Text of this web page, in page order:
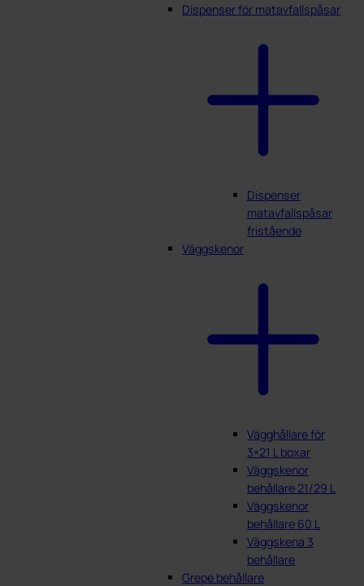
Dispenser för matavfallspåsar
Dispenser
matavfallspåsar
fristående
Väggskenor
Vägghållare för
3×21 L boxar
Väggskenor
behållare 21/29 L
Väggskenor
behållare 60 L
Väggskena 3
behållare
Grepe behållare